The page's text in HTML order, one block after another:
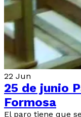
22 Jun
25 de junio
Formosa
El paro tiene que